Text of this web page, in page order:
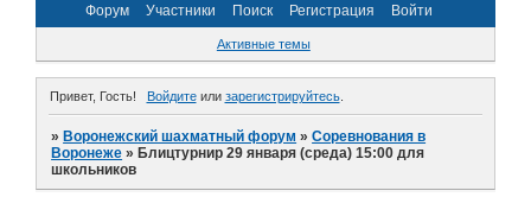
Форум Участники Поиск Регистрация Войти
Активные темы
Привет, Гость! Войдитеили зарегистрируйтесь.
»Воронежский шахматный форум »Соревнования в
Воронеже »Блицтурнир 29 января (среда) 15:00 для
школьников